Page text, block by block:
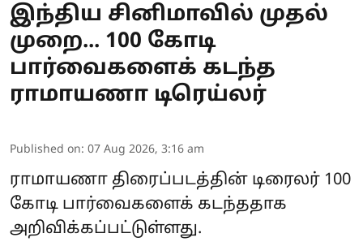
இந்திய சினிமாவில் முதல்
முறை... 100 கோடி
பார்வைகளைக் கடந்த
ராமாயணா டிரெய்லர்
Published on: 07 Aug 2026, 3:16 am
ராமாயணா திரைப்படத்தின் டிரைலர் 100
கோடி பார்வைகளைக் கடந்ததாக
அறிவிக்கப்பட்டுள்ளது.